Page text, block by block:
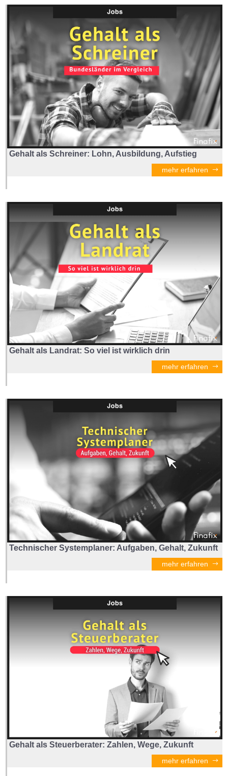
Gehalt als Schreiner: Lohn, Ausbildung, Aufstieg
mehr erfahren
Gehalt als Landrat: So viel ist wirklich drin
mehr erfahren
Technischer Systemplaner: Aufgaben, Gehalt, Zukunft
mehr erfahren
Gehalt als Steuerberater: Zahlen, Wege, Zukunft
mehr erfahren